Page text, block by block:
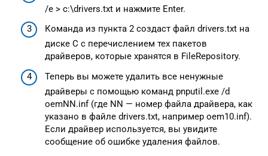
/e > c:\drivers.txt и нажмите Enter.
Команда из пункта 2 создаст файл drivers.txt на
диске C с перечислением тех пакетов
драйверов, которые хранятся в FileRepository.
Теперь вы можете удалить все ненужные
драйверы с помощью команд pnputil.exe /d
oemNN.inf (где NN — номер файла драйвера, как
указано в файле drivers.txt, например oem10.inf).
Если драйвер используется, вы увидите
сообщение об ошибке удаления файлов.